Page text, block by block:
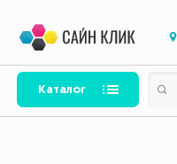
Каталог